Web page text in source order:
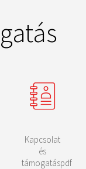
Kapcsolat
és
támogatáspdf